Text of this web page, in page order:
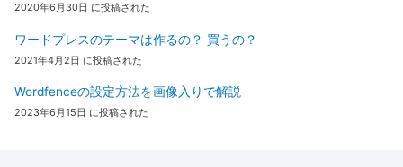
2020年6月30日 に投稿された
ワードプレスのテーマは作るの？ 買うの？
2021年4月2日 に投稿された
Wordfenceの設定方法を画像入りで解説
2023年6月15日 に投稿された